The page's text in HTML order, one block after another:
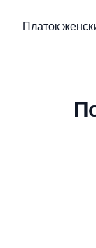
Описание
Платок